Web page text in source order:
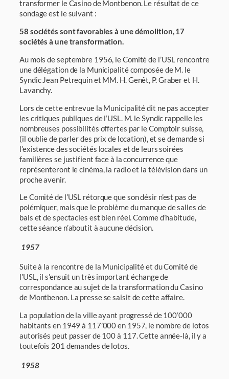
transformer le Casino de Montbenon. Le résultat de ce
sondage est le suivant :
58 sociétés sont favorables à une démolition, 17
sociétés à une transformation.
Au mois de septembre 1956, le Comité de l’USL rencontre
une délégation de la Municipalité composée de M. le
Syndic Jean Petrequin et MM. H. Genêt, P. Graber et H.
Lavanchy.
Lors de cette entrevue la Municipalité dit ne pas accepter
les critiques publiques de l’USL. M. le Syndic rappelle les
nombreuses possibilités offertes par le Comptoir suisse,
(il oublie de parler des prix de location), et se demande si
l’existence des sociétés locales et de leurs soirées
familières se justifient face à la concurrence que
représenteront le cinéma, la radio et la télévision dans un
proche avenir.
Le Comité de l’USL rétorque que son désir n’est pas de
polémiquer, mais que le problème du manque de salles de
bals et de spec­tacles est bien réel. Comme d’habitude,
cette séance n’aboutit à aucune décision.
1957
Suite à la rencontre de la Municipalité et du Comité de
l’USL, il s’ensuit un très impor­tant échange de
correspondance au sujet de la transformation du Casino
de Montbenon. La presse se saisit de cette affaire.
La population de la ville ayant progressé de 100’000
habitants en 1949 à 117’000 en 1957, le nombre de lotos
autorisés peut passer de 100 à 117. Cette année-là, il y a
tou­tefois 201 demandes de lotos.
1958